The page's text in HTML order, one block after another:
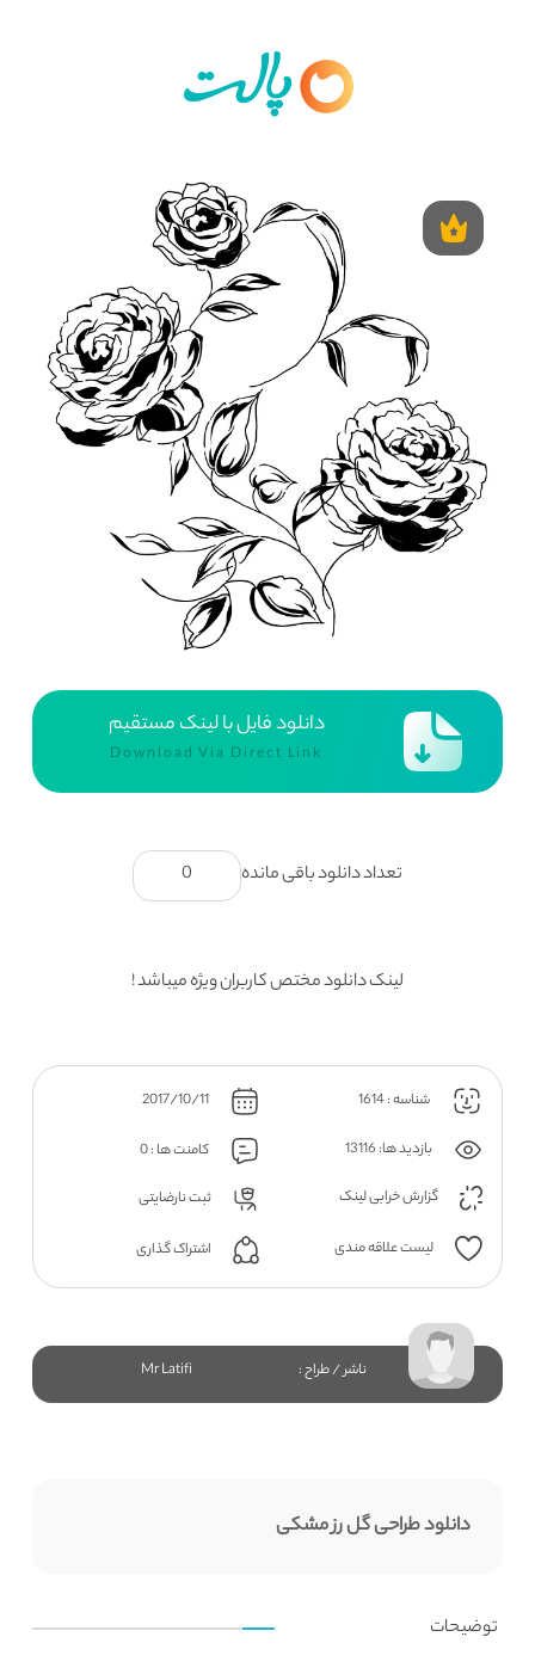
دانلود فایل با لینک مستقیم
Download Via Direct Link
تعداد دانلود باقی مانده 0
لینک دانلود مختص کاربران ویژه میباشد !
شناسه : 1614 2017/10/11
بازدید ها: 13116
کامنت ها : 0
گزارش خرابی لینک
ثبت نارضایتی
لیست علاقه مندی اشتراک گذاری
ناشر / طراح : Mr Latifi
دانلود طراحی گل رز مشکی
توضیحات